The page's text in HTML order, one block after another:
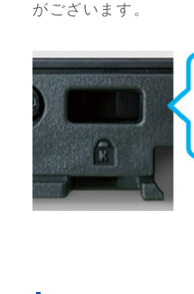
がございます。